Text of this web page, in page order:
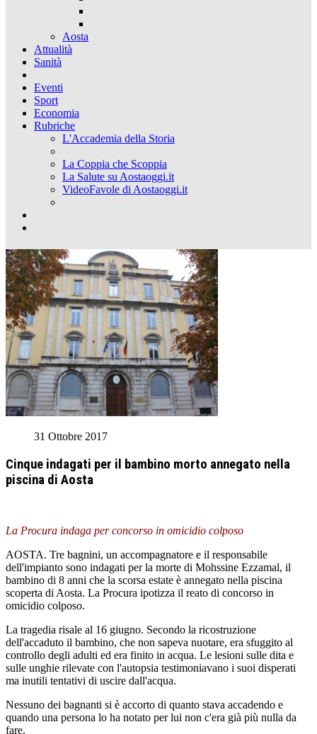
Aosta
Attualità
Sanità
Eventi
Sport
Economia
Rubriche
L'Accademia della Storia
La Coppia che Scoppia
La Salute su Aostaoggi.it
VideoFavole di Aostaoggi.it
31 Ottobre 2017
Cinque indagati per il bambino morto annegato nella
piscina di Aosta
La Procura indaga per concorso in omicidio colposo
AOSTA. Tre bagnini, un accompagnatore e il responsabile
dell'impianto sono indagati per la morte di Mohssine Ezzamal, il
bambino di 8 anni che la scorsa estate è annegato nella piscina
scoperta di Aosta. La Procura ipotizza il reato di concorso in
omicidio colposo.
La tragedia risale al 16 giugno. Secondo la ricostruzione
dell'accaduto il bambino, che non sapeva nuotare, era sfuggito al
controllo degli adulti ed era finito in acqua. Le lesioni sulle dita e
sulle unghie rilevate con l'autopsia testimoniavano i suoi disperati
ma inutili tentativi di uscire dall'acqua.
Nessuno dei bagnanti si è accorto di quanto stava accadendo e
quando una persona lo ha notato per lui non c'era già più nulla da
fare.